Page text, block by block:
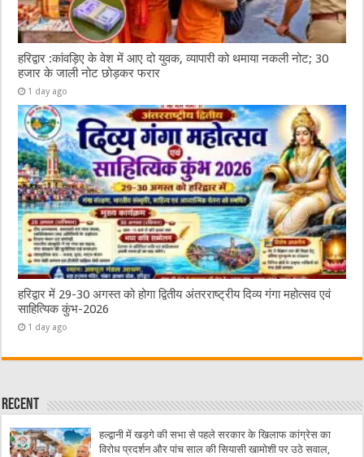
हरिद्वार :कांवड़िए के वेश में आए दो युवक, व्यापारी को थमाया नकली नोट; 30
हजार के जाली नोट छोड़कर फरार
1 day ago
हरिद्वार में 29-30 अगस्त को होगा द्वितीय अंतरराष्ट्रीय दिव्य गंगा महोत्सव एवं
साहित्यिक कुंभ-2026
1 day ago
Recent
हल्द्वानी में खड़गे की सभा से पहले सरकार के खिलाफ कांग्रेस का
विरोध प्रदर्शन और पांच साल की सियासी खामोशी पर उठे सवाल,